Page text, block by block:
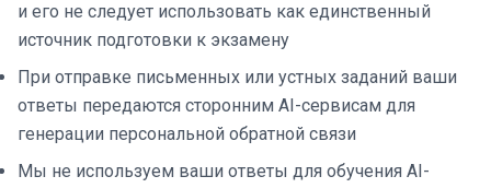
и его не следует использовать как единственный
источник подготовки к экзамену
При отправке письменных или устных заданий ваши
ответы передаются сторонним AI-сервисам для
генерации персональной обратной связи
Мы не используем ваши ответы для обучения AI-